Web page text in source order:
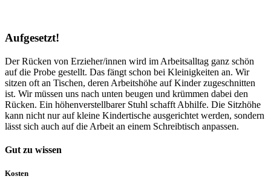
Aufgesetzt!
Der Rücken von Erzieher/innen wird im Arbeitsalltag ganz schön
auf die Probe gestellt. Das fängt schon bei Kleinigkeiten an. Wir
sitzen oft an Tischen, deren Arbeitshöhe auf Kinder zugeschnitten
ist. Wir müssen uns nach unten beugen und krümmen dabei den
Rücken. Ein höhenverstellbarer Stuhl schafft Abhilfe. Die Sitzhöhe
kann nicht nur auf kleine Kindertische ausgerichtet werden, sondern
lässt sich auch auf die Arbeit an einem Schreibtisch anpassen.
Gut zu wissen
Kosten